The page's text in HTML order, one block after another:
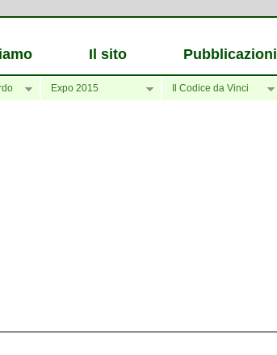
Il sito Pubblicazioni
Expo 2015 Il Codice da Vinci